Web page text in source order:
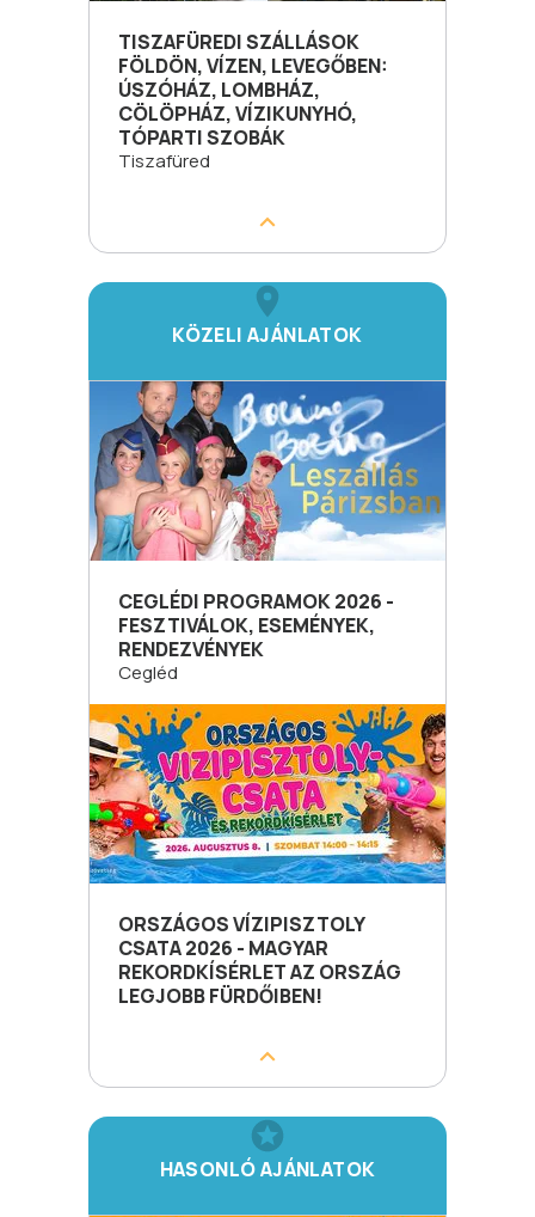
TISZAFÜREDI SZÁLLÁSOK
FÖLDÖN, VÍZEN, LEVEGŐBEN:
ÚSZÓHÁZ, LOMBHÁZ,
CÖLÖPHÁZ, VÍZIKUNYHÓ,
TÓPARTI SZOBÁK
Tiszafüred
KÖZELI AJÁNLATOK
CEGLÉDI PROGRAMOK 2026 -
FESZTIVÁLOK, ESEMÉNYEK,
RENDEZVÉNYEK
Cegléd
ORSZÁGOS VÍZIPISZTOLY
CSATA 2026 - MAGYAR
REKORDKÍSÉRLET AZ ORSZÁG
LEGJOBB FÜRDŐIBEN!
HASONLÓ AJÁNLATOK